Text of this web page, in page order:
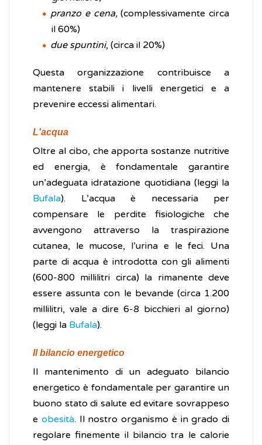
pranzo e cena,(complessivamente circa
il 60%)
due spuntini, (circa il 20%)
Questa organizzazione contribuisce a
mantenere stabili i livelli energetici e a
prevenire eccessi alimentari.
L'acqua
Oltre al cibo, che apporta sostanze nutritive
ed energia, è fondamentale garantire
un’adeguata idratazione quotidiana (leggi la
Bufala). L’acqua è necessaria per
compensare le perdite fisiologiche che
avvengono attraverso la traspirazione
cutanea, le mucose, l’urina e le feci. Una
parte di acqua è introdotta con gli alimenti
(600-800 millilitri circa) la rimanente deve
essere assunta con le bevande (circa 1.200
millilitri, vale a dire 6-8 bicchieri al giorno)
(leggi la Bufala).
Il bilancio energetico
Il mantenimento di un adeguato bilancio
energetico è fondamentale per garantire un
buono stato di salute ed evitare sovrappeso
e obesità. Il nostro organismo è in grado di
regolare finemente il bilancio tra le calorie